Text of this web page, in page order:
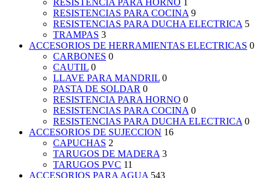
RESISTENCIA PARA HORNO 1
RESISTENCIAS PARA COCINA 9
RESISTENCIAS PARA DUCHA ELECTRICA 5
TRAMPAS 3
ACCESORIOS DE HERRAMIENTAS ELECTRICAS 0
CARBONES 0
CAUTIL 0
LLAVE PARA MANDRIL 0
PASTA DE SOLDAR 0
RESISTENCIA PARA HORNO 0
RESISTENCIAS PARA COCINA 0
RESISTENCIAS PARA DUCHA ELECTRICA 0
ACCESORIOS DE SUJECCION 16
CAPUCHAS 2
TARUGOS DE MADERA 3
TARUGOS PVC 11
ACCESORIOS PARA AGUA 543